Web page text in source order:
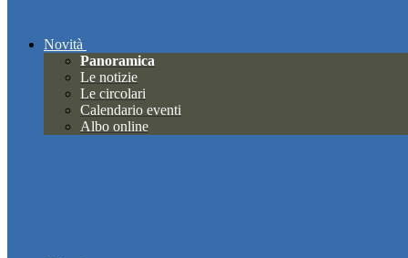
Novità
Panoramica
Le notizie
Le circolari
Calendario eventi
Albo online